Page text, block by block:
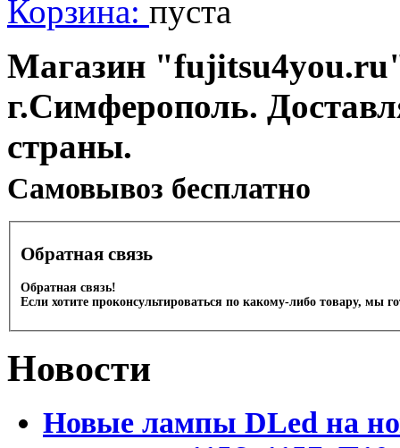
Корзина: пуста
Магазин
г.Симферополь.
страны.
Cамовывоз бесплатно
Обратная связь
Обратная связь!
Если хотите проконсультироваться по какому-либо товару, мы
Новости
Новые лампы DLed на